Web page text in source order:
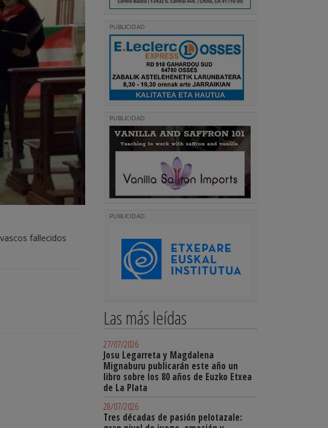
fallecidos
PUBLICIDAD
PUBLICIDAD
PUBLICIDAD
Las más leídas
27/07/2026
Josu Legarreta y Magdalena
Mignaburu publicarán este año un
libro sobre los 80 años de Euzko Etxea
de La Plata
28/07/2026
Tres décadas de pasión pelotazale: